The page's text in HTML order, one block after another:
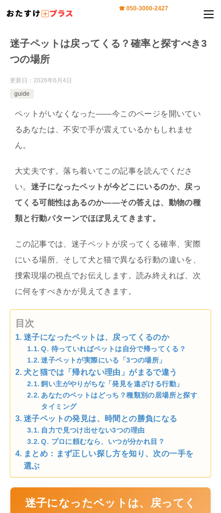
迷子ペットは戻ってくる？確率と探すべき3
つの場所
更新日： 2026年6月4日
guide
ペットがいなくなった——今このページを開いてい
るあなたは、不安で手が震えているかもしれませ
ん。
大丈夫です。落ち着いてこの記事を読んでくださ
い。 迷子になったペットが今どこにいるのか、戻っ
てくる可能性はあるのか——その答えは、動物の種
類と行動パターンでほぼ見えてきます。
この記事では、迷子ペットが戻ってくる確率、実際
にいる場所、そして犬と猫で異なる行動の違いを、
捜索現場の視点でお伝えします。読み終えれば、次
に何をすべきかが見えてきます。
目次
迷子になったペットは、戻ってくるのか
Q. 待っていればペットは自分で帰ってくる？
迷子ペットが実際にいる「3つの場所」
犬と猫では「帰れない理由」がまるで違う
飼い主がやりがちな「発見を遠ざける行動」
あなたのペットはどっち？種類別の居場所と探す
タイミング
迷子ペットの発見は、時間との勝負になる
自力で見つけ出せない3つの理由
Q. プロに頼むなら、いつが分かれ目？
まとめ：まず正しい探し方を知り、次の一手を
選ぶ
迷子になったペットは、戻ってく